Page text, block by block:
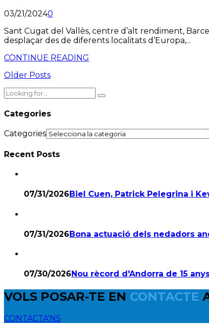
03/21/20240
Sant Cugat del Vallès, centre d’alt rendiment,
desplaçar des de diferents localitats d’Europa,...
CONTINUE READING
Older Posts
Categories
Categories
Recent Posts
07/31/2026 Biel Cuen, Patrick Pelegrina i
07/31/2026Bona actuació dels nedadors
07/30/2026 Nou rècord d'Andorra de 15
VOLS POSAR-TE EN CONTACTE
CONTACTA'NS